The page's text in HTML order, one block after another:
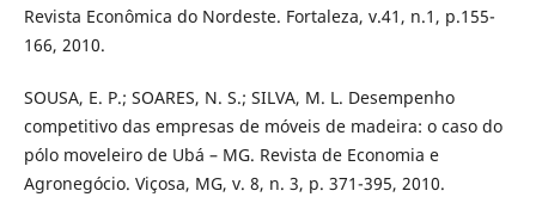
Revista Econômica do Nordeste. Fortaleza, v.41, n.1, p.155-
166, 2010.
SOUSA, E. P.; SOARES, N. S.; SILVA, M. L. Desempenho
competitivo das empresas de móveis de madeira: o caso do
pólo moveleiro de Ubá – MG. Revista de Economia e
Agronegócio. Viçosa, MG, v. 8, n. 3, p. 371-395, 2010.